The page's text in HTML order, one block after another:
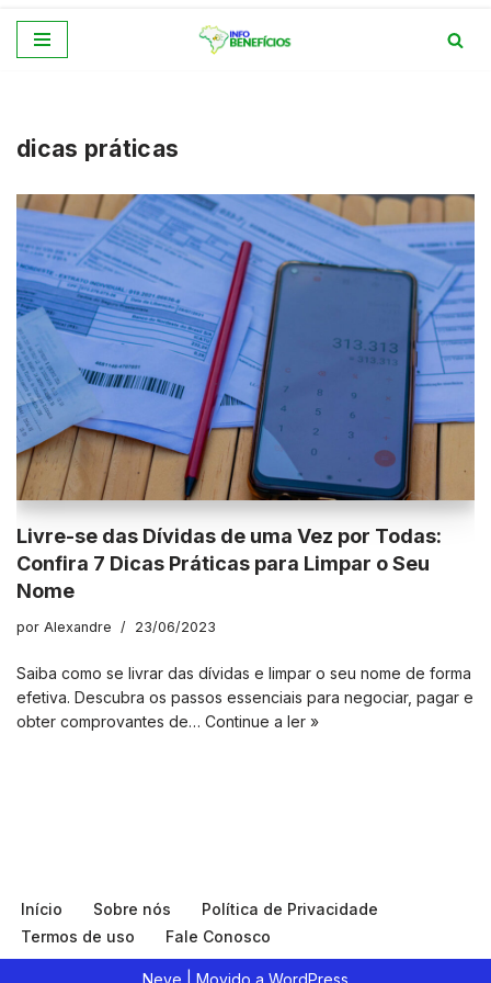
conteúdo
dicas práticas
Livre-se das Dívidas de uma Vez por Todas:
Confira 7 Dicas Práticas para Limpar o Seu
Nome
por Alexandre 23/06/2023
Saiba como se livrar das dívidas e limpar o seu nome de forma
efetiva. Descubra os passos essenciais para negociar, pagar e
obter comprovantes de… Continue a ler »
Início Sobre nós
Política de Privacidade
Termos de uso
Fale Conosco
Neve | Movido a WordPress